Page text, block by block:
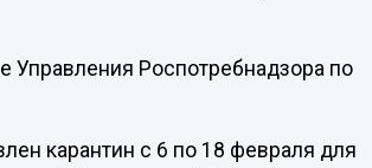
Управления Роспотребнадзора по
карантин с 6 по 18 февраля для